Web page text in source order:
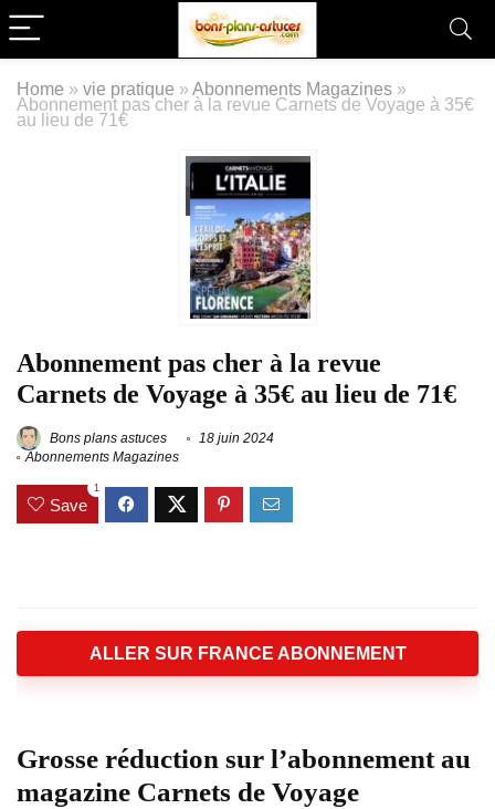
Home » vie pratique » Abonnements Magazines »
Abonnement pas cher à la revue Carnets de Voyage à 35€
au lieu de 71€
Abonnement pas cher à la revue
Carnets de Voyage à 35€ au lieu de 71€
Bons plans astuces
18 juin 2024
Abonnements Magazines
Save
1
ALLER SUR FRANCE ABONNEMENT
Grosse réduction sur l’abonnement au
magazine Carnets de Voyage